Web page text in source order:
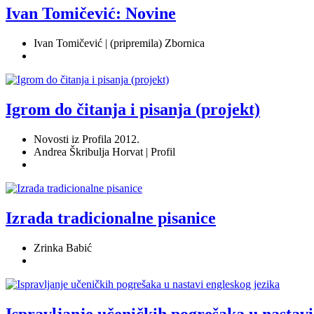
Ivan Tomičević: Novine
Ivan Tomičević | (pripremila) Zbornica
Igrom do čitanja i pisanja (projekt)
Novosti iz Profila 2012.
Andrea Škribulja Horvat | Profil
Izrada tradicionalne pisanice
Zrinka Babić